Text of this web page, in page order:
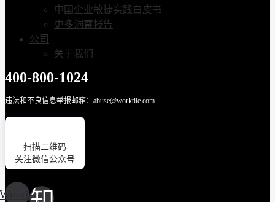
中国企业敏捷实践白皮书
更多洞察报告
公司
关于我们
400-800-1024
违法和不良信息举报邮箱：abuse@worktile.com
扫描二维码
关注微信公众号
Weixin